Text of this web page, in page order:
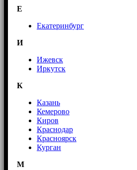
E
Екатеринбург
И
Ижевск
Иркутск
К
Казань
Кемерово
Киров
Краснодар
Красноярск
Курган
М